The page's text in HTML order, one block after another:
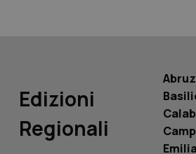
Edizioni
Regionali